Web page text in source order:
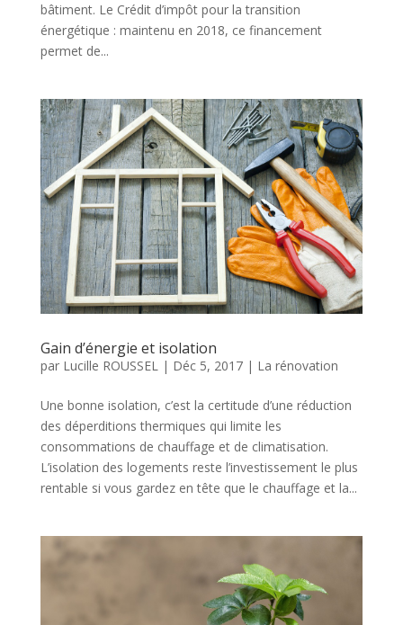
bâtiment. Le Crédit d’impôt pour la transition
énergétique : maintenu en 2018, ce financement
permet de...
Gain d’énergie et isolation
par Lucille ROUSSEL| Déc 5, 2017| La rénovation
Une bonne isolation, c’est la certitude d’une réduction
des déperditions thermiques qui limite les
consommations de chauffage et de climatisation.
L’isolation des logements reste l’investissement le plus
rentable si vous gardez en tête que le chauffage et la...